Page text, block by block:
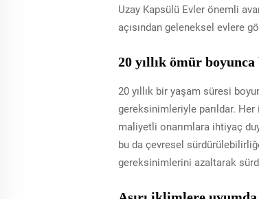
Uzay Kapsülü Evler önemli
açısından geleneksel evlere
20 yıllık ömür
20 yıllık bir yaşam süresi
gereksinimleriyle parıldar.
maliyetli onarımlara ihtiyaç
bu da çevresel
gereksinimlerini azaltarak